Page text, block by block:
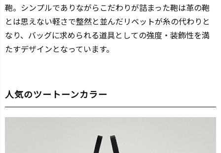
鞄。シンプルでありながらこだわりが詰まった鞄は革の鞄
とは思えない軽さで整然と並んだリベットが糸の代わりと
なり、バッグに求められる道具としての強度・装飾性を満
たすデザインとなっています。
人気のツートーンカラー